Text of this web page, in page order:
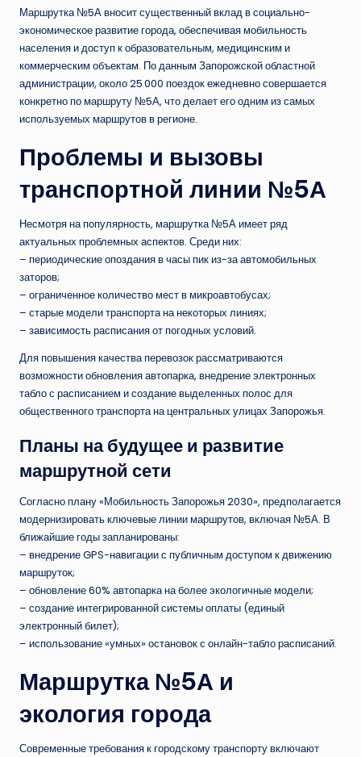
Маршрутка №5А вносит существенный вклад в социально-
экономическое развитие города, обеспечивая мобильность
населения и доступ к образовательным, медицинским и
коммерческим объектам. По данным Запорожской областной
администрации, около 25 000 поездок ежедневно совершается
конкретно по маршруту №5А, что делает его одним из самых
используемых маршрутов в регионе.
Проблемы и вызовы
транспортной линии №5А
Несмотря на популярность, маршрутка №5А имеет ряд
актуальных проблемных аспектов. Среди них:
– периодические опоздания в часы пик из-за автомобильных
заторов;
– ограниченное количество мест в микроавтобусах;
– старые модели транспорта на некоторых линиях;
– зависимость расписания от погодных условий.
Для повышения качества перевозок рассматриваются
возможности обновления автопарка, внедрение электронных
табло с расписанием и создание выделенных полос для
общественного транспорта на центральных улицах Запорожья.
Планы на будущее и развитие
маршрутной сети
Согласно плану «Мобильность Запорожья 2030», предполагается
модернизировать ключевые линии маршрутов, включая №5А. В
ближайшие годы запланированы:
– внедрение GPS-навигации с публичным доступом к движению
маршруток;
– обновление 60% автопарка на более экологичные модели;
– создание интегрированной системы оплаты (единый
электронный билет);
– использование «умных» остановок с онлайн-табло расписаний.
Маршрутка №5А и
экология города
Современные требования к городскому транспорту включают